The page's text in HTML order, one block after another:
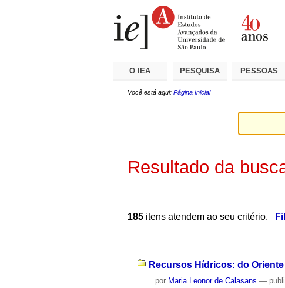
O IEA PESQUISA PESSOAS
Você está aqui: Página Inicial
Resultado da
185 itens atendem ao seu critério.
Recursos Hídricos: do
por Maria Leonor de Calasans —